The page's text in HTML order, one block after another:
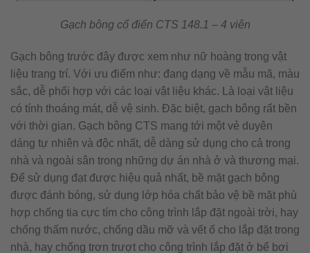
Gạch bông cổ điển CTS 148.1 – 4 viên
Gạch bông trước đây được xem như nữ hoàng trong vật
liệu trang trí. Với ưu điểm như: đang dạng về mẫu mã, màu
sắc, dễ phối hợp với các loại vật liệu khác. Là loại vật liệu
có tính thoáng mát, dễ vệ sinh. Đặc biệt, gạch bông rất bền
với thời gian. Gạch bông CTS mang tới một vẻ duyên
dáng tự nhiên và độc nhất, dễ dàng sử dụng cho cả trong
nhà và ngoài sân trong những dự án nhà ở và thương mại.
Để sử dụng đạt được hiệu quả nhất, bề mặt gạch bông
được đánh bóng, sử dụng lớp hóa chất bảo vệ bề mặt phù
hợp chống tia cực tím cho công trình lắp đặt ngoài trời, hay
chống thấm nước, chống dầu mỡ và vết ố cho lắp đặt trong
nhà, hay chống trơn trượt cho công trình lắp đặt ở bể bơi